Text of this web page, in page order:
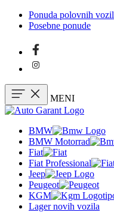
Ponuda polovnih
Posebne ponude
MENI
BMW
BMW Motorrad
Fiat
Fiat Professional
Jeep
Peugeot
KGM
Lager novih vozila